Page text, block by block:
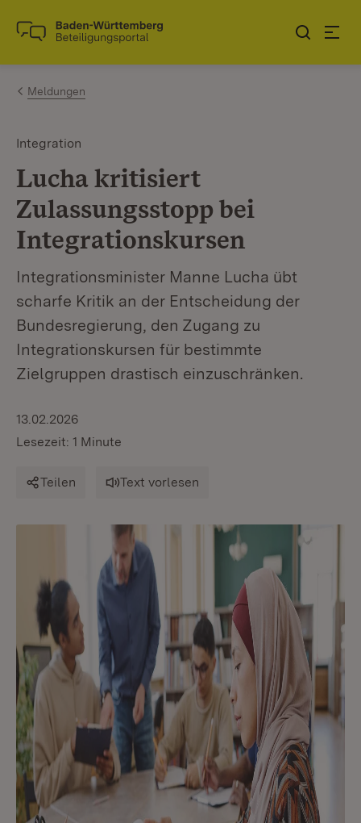
Zum Inhalt springen
Link zur Startseite
Meldungen
Integration
Lucha kritisiert
Zulassungsstopp bei
Integrationskursen
Integrationsminister Manne Lucha übt
scharfe Kritik an der Entscheidung der
Bundesregierung, den Zugang zu
Integrationskursen für bestimmte
Zielgruppen drastisch einzuschränken.
13.02.2026
Lesezeit: 1 Minute
Teilen Text vorlesen